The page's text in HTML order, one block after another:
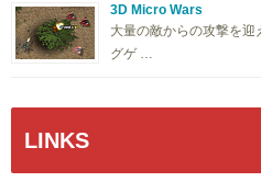
3D Micro Wars
大量の敵からの攻撃を
グゲ …
LINKS